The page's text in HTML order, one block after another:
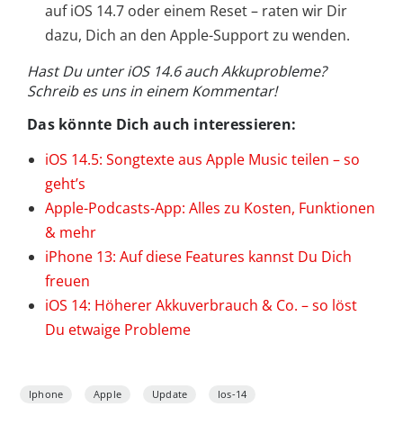
auf iOS 14.7 oder einem Reset – raten wir Dir
dazu, Dich an den Apple-Support zu wenden.
Hast Du unter iOS 14.6 auch Akkuprobleme?
Schreib es uns in einem Kommentar!
Das könnte Dich auch interessieren:
iOS 14.5: Songtexte aus Apple Music teilen – so
geht’s
Apple-Podcasts-App: Alles zu Kosten, Funktionen
& mehr
iPhone 13: Auf diese Features kannst Du Dich
freuen
iOS 14: Höherer Akkuverbrauch & Co. – so löst
Du etwaige Probleme
Iphone Apple Update Ios-14